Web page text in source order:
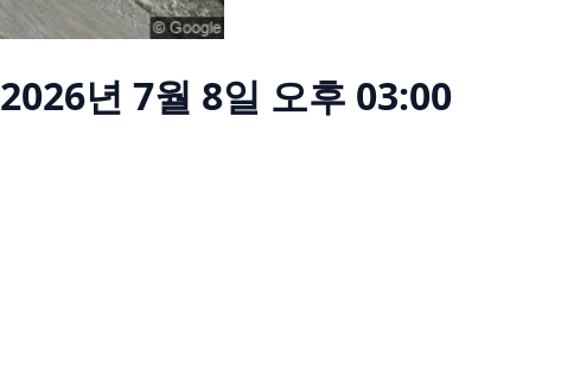
2026년 7월 8일 오후 03:00